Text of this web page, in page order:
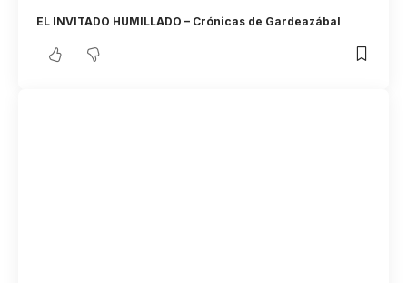
EL INVITADO HUMILLADO – Crónicas de Gardeazábal